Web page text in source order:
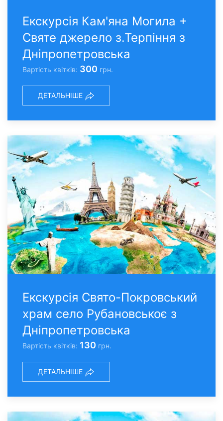
Екскурсія Кам'яна Могила +
Святе джерело з.Терпіння з
Дніпропетровська
Вартість квітків: 300 грн.
ДЕТАЛЬНІШЕ
Екскурсія Свято-Покровський
храм село Рубановськоє з
Дніпропетровська
Вартість квітків: 130 грн.
ДЕТАЛЬНІШЕ